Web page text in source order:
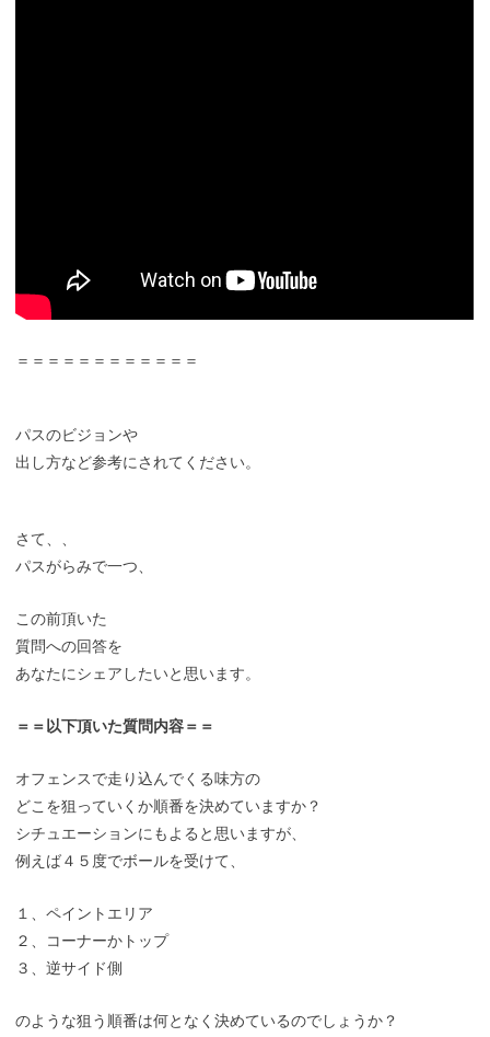
＝＝＝＝＝＝＝＝＝＝＝＝
パスのビジョンや
出し方など参考にされてください。
さて、、
パスがらみで一つ、
この前頂いた
質問への回答を
あなたにシェアしたいと思います。
＝＝以下頂いた質問内容＝＝
オフェンスで走り込んでくる味方の
どこを狙っていくか順番を決めていますか？
シチュエーションにもよると思いますが、
例えば４５度でボールを受けて、
１、ペイントエリア
２、コーナーかトップ
３、逆サイド側
のような狙う順番は何となく決めているのでしょうか？